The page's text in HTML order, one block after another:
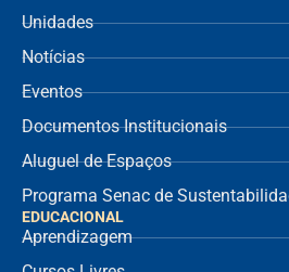
Unidades
Notícias
Eventos
Documentos Institucionais
Aluguel de Espaços
Programa Senac de
EDUCACIONAL
Aprendizagem